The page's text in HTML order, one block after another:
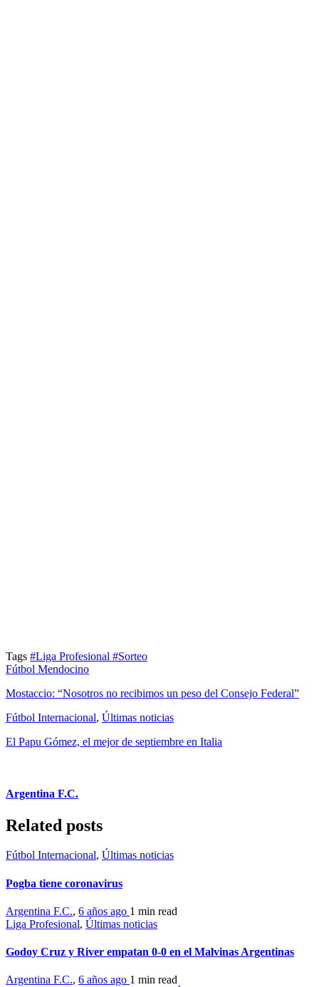
Tags #Liga Profesional #Sorteo
Fútbol Mendocino
Mostaccio: “Nosotros no recibimos un peso del Consejo Federal”
Fútbol Internacional, Últimas noticias
El Papu Gómez, el mejor de septiembre en Italia
Argentina F.C.
Related posts
Fútbol Internacional, Últimas noticias
Pogba tiene coronavirus
Argentina F.C., 6 años ago 1 min read
Liga Profesional, Últimas noticias
Godoy Cruz y River empatan 0-0 en el Malvinas Argentinas
Argentina F.C., 6 años ago 1 min read